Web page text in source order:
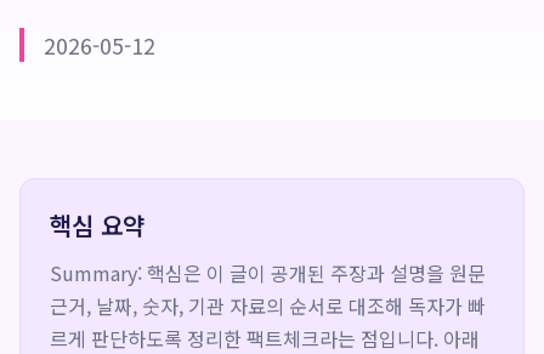
2026-05-12
핵심 요약
Summary: 핵심은 이 글이 공개된 주장과 설명을 원문
근거, 날짜, 숫자, 기관 자료의 순서로 대조해 독자가 빠
르게 판단하도록 정리한 팩트체크라는 점입니다. 아래